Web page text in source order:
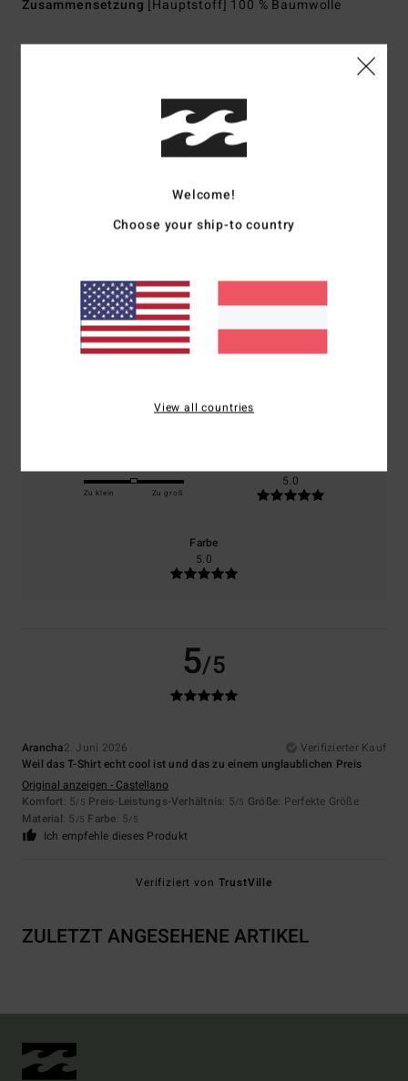
Zusammensetzung [Hauptstoff] 100 % Baumwolle
Kundenbewertungen
Durchschnittliche Bewertung
basierend auf1 verifizierten Bewertungen
100% unserer Kunden empfehlen dieses Produkt
Zu klein Zu groß
5.0
Farbe
5.0
5/5
Arancha2. Juni 2026
Verifizierter Kauf
Weil das T-Shirt echt cool ist und das zu einem unglaublichen Preis
Original anzeigen - Castellano
Komfort: 5/5 Preis-Leistungs-Verhältnis: 5/5 Größe: Perfekte Größe
Material: 5 /5 Farbe: 5/5
Ich empfehle dieses Produkt
Verifiziert von TrustVille
ZULETZT ANGESEHENE ARTIKEL
Welcome!
Choose your ship-to country
View all countries